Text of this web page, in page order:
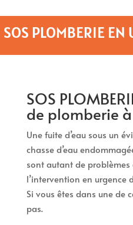
SOS PLOMBERIE
SOS
de plomberie à
Une fuite d’eau sous un
chasse d’eau
sont autant de problèmes
l’intervention en urgence
Si vous êtes dans une de
pas.